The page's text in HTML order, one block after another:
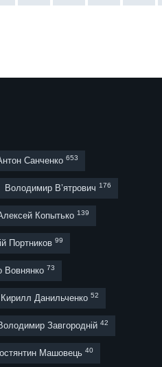
Санченко 653
Володимир В’ятрович 176
Копытько 139
Портников 99
Вовнянко 73
Кирилл Данильченко 52
Завгородній 42
Машовець 40